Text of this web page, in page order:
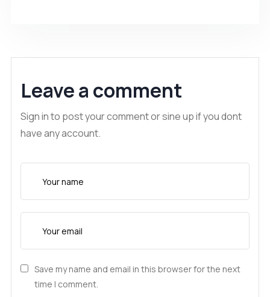
Leave a comment
Sign in to post your comment or sine up if you dont
have any account.
Save my name and email in this browser for the next
time I comment.